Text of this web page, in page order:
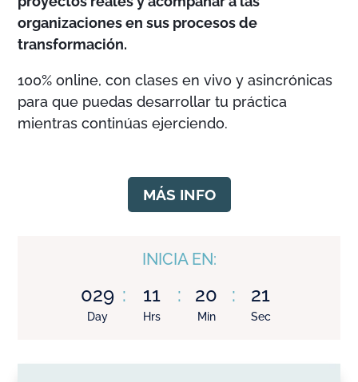
organizaciones en sus procesos de
transformación.
100% online, con clases en vivo y asincrónicas
para que puedas desarrollar tu práctica
mientras continúas ejerciendo.
MÁS INFO
INICIA EN:
029
Day
: 11
Hrs
: 20
Min
: 20
Sec